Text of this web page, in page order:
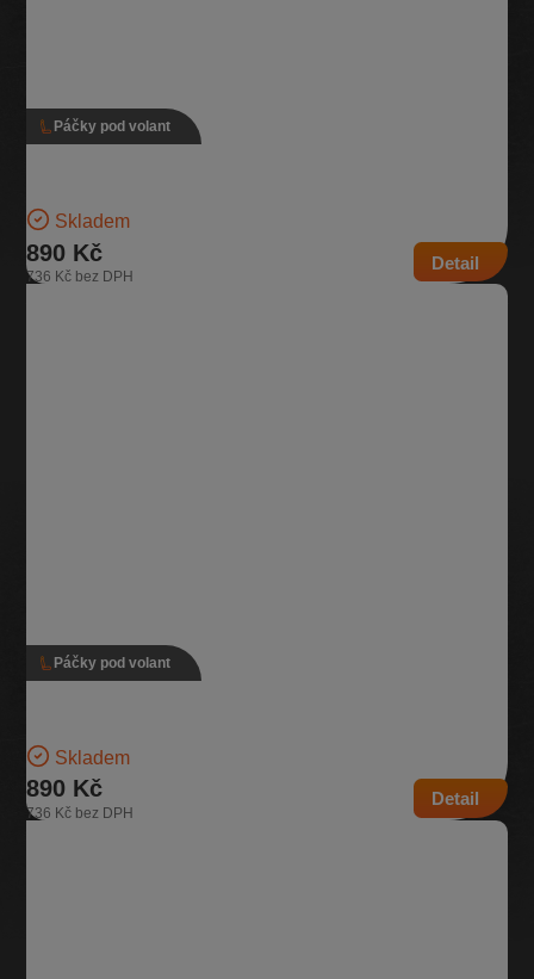
Páčky pod volant
Skladem
890 Kč
736 Kč
Detail
Páčky pod volant
Skladem
890 Kč
736 Kč
Detail